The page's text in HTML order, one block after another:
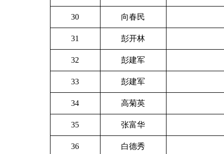
30 向春民
31 彭开林
32 彭建军
33 彭建军
34 高菊英
35 张富华
36 白德秀